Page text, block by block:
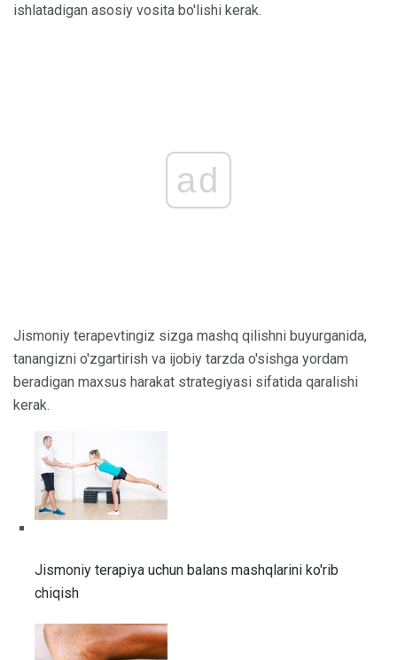
ishlatadigan asosiy vosita bo'lishi kerak.
ad
Jismoniy terapevtingiz sizga mashq qilishni buyurganida,
tanangizni o'zgartirish va ijobiy tarzda o'sishga yordam
beradigan maxsus harakat strategiyasi sifatida qaralishi
kerak.
Jismoniy terapiya uchun balans mashqlarini ko'rib
chiqish